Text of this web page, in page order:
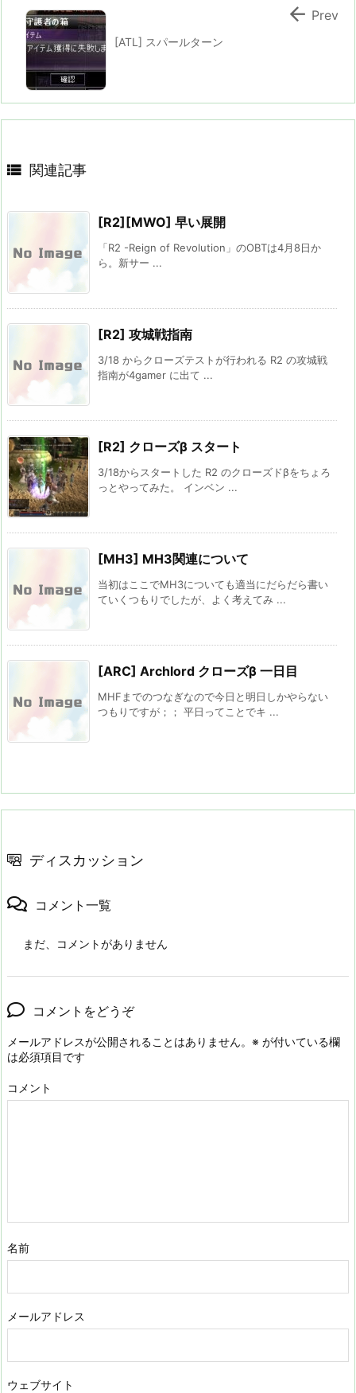
[ATL] スパールターン
 Prev
 関連記事
[R2][MWO] 早い展開
「R2 -Reign of Revolution」のOBTは4月8日か
ら。新サー ...
[R2] 攻城戦指南
3/18 からクローズテストが行われる R2 の攻城戦
指南が4gamer に出て ...
[R2] クローズβ スタート
3/18からスタートした R2 のクローズドβをちょろ
っとやってみた。 インベン ...
[MH3] MH3関連について
当初はここでMH3についても適当にだらだら書い
ていくつもりでしたが、よく考えてみ ...
[ARC] Archlord クローズβ 一日目
MHFまでのつなぎなので今日と明日しかやらない
つもりですが；； 平日ってことでキ ...
ディスカッション
コメント一覧
まだ、コメントがありません
コメントをどうぞ
メールアドレスが公開されることはありません。 ※ が付いている欄
は必須項目です
コメント
名前
メールアドレス
ウェブサイト